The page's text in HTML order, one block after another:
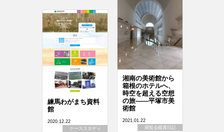
湘南の美術館から
箱根のホテルへ、
時空を超える空想
の旅――平塚市美
術館
2021.01.22
展覧会鑑賞日記
練馬わがまち資料
館
2020.12.22
ケーススタディ